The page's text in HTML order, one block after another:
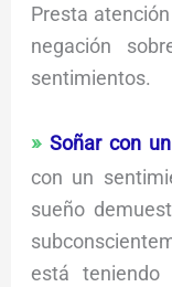
Presta
negación
sentimientos.
Soñar con
con un
sueño
está teniendo